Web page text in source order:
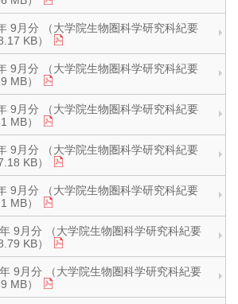
9月分 （大学院生物圏科学研究科紀要
KB）
9月分 （大学院生物圏科学研究科紀要
MB）
9月分 （大学院生物圏科学研究科紀要
MB）
9月分 （大学院生物圏科学研究科紀要
KB）
9月分 （大学院生物圏科学研究科紀要
MB）
9月分 （大学院生物圏科学研究科紀要
KB）
9月分 （大学院生物圏科学研究科紀要
MB）